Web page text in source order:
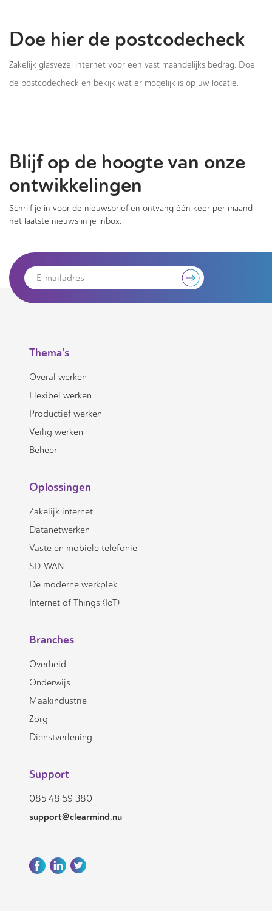
Doe hier de postcodecheck
Zakelijk glasvezel internet voor een vast maandelijks bedrag. Doe
de postcodecheck en bekijk wat er mogelijk is op uw locatie.
Blijf op de hoogte van onze
ontwikkelingen
Schrijf je in voor de nieuwsbrief en ontvang één keer per maand
het laatste nieuws in je inbox.
Thema's
Overal werken
Flexibel werken
Productief werken
Veilig werken
Beheer
Oplossingen
Zakelijk internet
Datanetwerken
Vaste en mobiele telefonie
SD-WAN
De moderne werkplek
Internet of Things (IoT)
Branches
Overheid
Onderwijs
Maakindustrie
Zorg
Dienstverlening
Support
085 48 59 380
support@clearmind.nu